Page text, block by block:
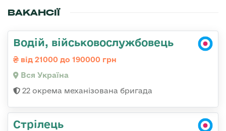
ВАКАНСІЇ
Водій, військовослужбовець
від 21000 до 190000 грн
Вся Україна
22 окрема механізована бригада
Стрілець